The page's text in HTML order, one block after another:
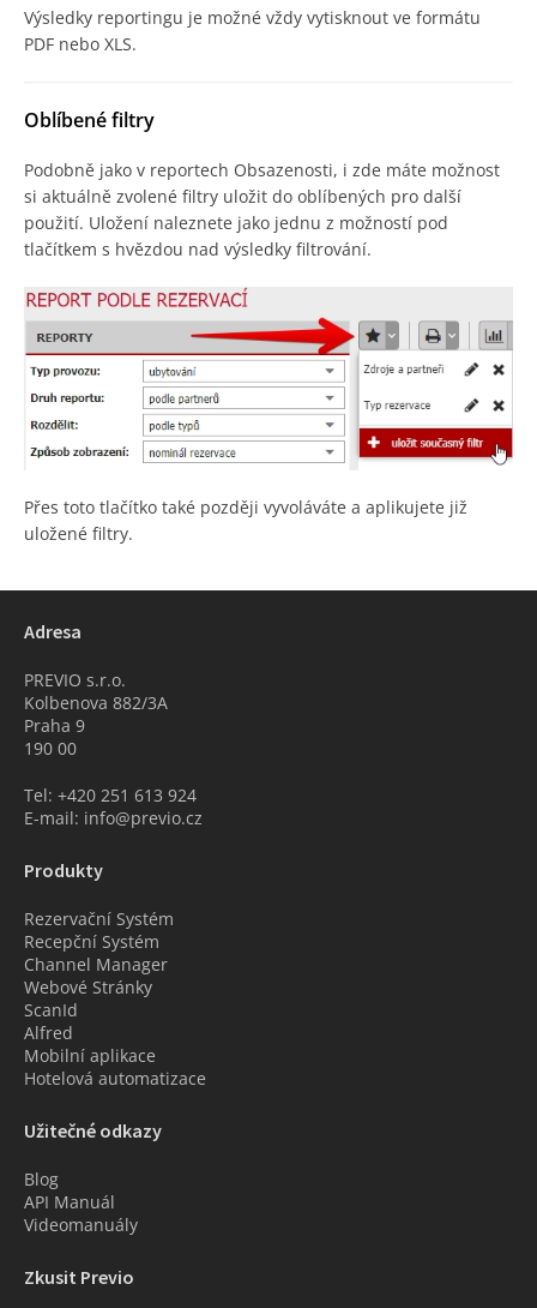
Výsledky reportingu je možné vždy vytisknout ve formátu
PDF nebo XLS.
Oblíbené filtry
Podobně jako v reportech Obsazenosti, i zde máte možnost
si aktuálně zvolené filtry uložit do oblíbených pro další
použití. Uložení naleznete jako jednu z možností pod
tlačítkem s hvězdou nad výsledky filtrování.
Přes toto tlačítko také později vyvoláváte a aplikujete již
uložené filtry.
Adresa
PREVIO s.r.o.
Kolbenova 882/3A
Praha 9
190 00
Tel: +420 251 613 924
E-mail: info@previo.cz
Produkty
Rezervační Systém
Recepční Systém
Channel Manager
Webové Stránky
ScanId
Alfred
Mobilní aplikace
Hotelová automatizace
Užitečné odkazy
Blog
API Manuál
Videomanuály
Zkusit Previo